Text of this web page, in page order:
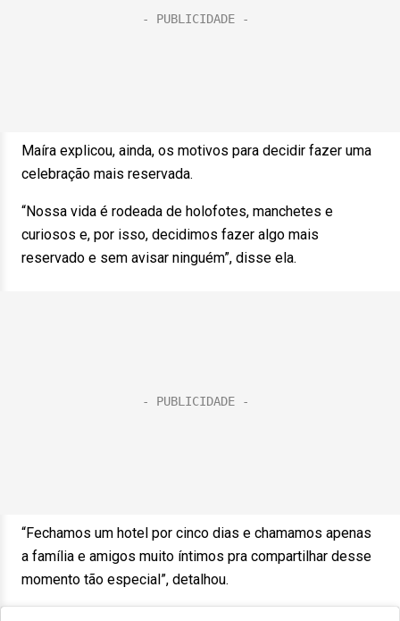
Maíra explicou, ainda, os motivos para decidir fazer uma
celebração mais reservada.
“Nossa vida é rodeada de holofotes, manchetes e
curiosos e, por isso, decidimos fazer algo mais
reservado e sem avisar ninguém”, disse ela.
“Fechamos um hotel por cinco dias e chamamos apenas
a família e amigos muito íntimos pra compartilhar desse
momento tão especial”, detalhou.